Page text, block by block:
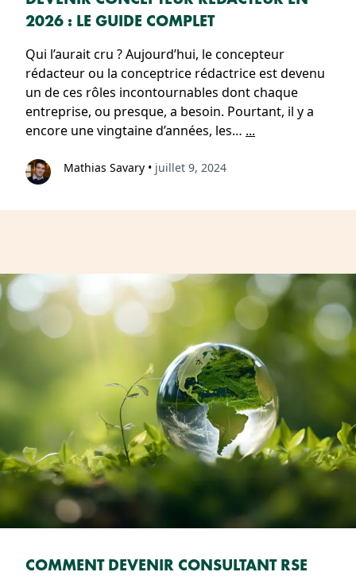
2026 : LE GUIDE COMPLET
Qui l’aurait cru ? Aujourd’hui, le concepteur
rédacteur ou la conceptrice rédactrice est devenu
un de ces rôles incontournables dont chaque
entreprise, ou presque, a besoin. Pourtant, il y a
encore une vingtaine d’années, les… ...
Mathias Savary • juillet 9, 2024
COMMENT DEVENIR CONSULTANT RSE